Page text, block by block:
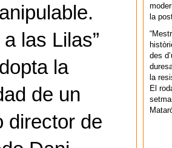
las Lilas”
la
de un
director de
la
des
la
El